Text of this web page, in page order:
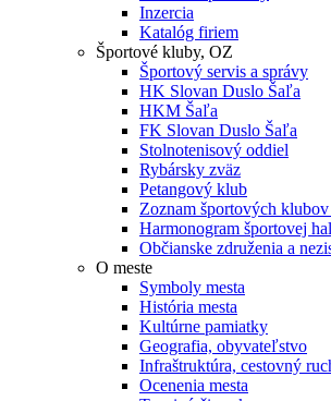
Inzercia
Katalóg firiem
Športové kluby, OZ
Športový servis a správy
HK Slovan Duslo Šaľa
HKM Šaľa
FK Slovan Duslo Šaľa
Stolnotenisový oddiel
Rybársky zväz
Petangový klub
Zoznam športových
Harmonogram športovej
Občianske združenia a
O meste
Symboly mesta
História mesta
Kultúrne pamiatky
Geografia, obyvateľstvo
Infraštruktúra, cestovný
Ocenenia mesta